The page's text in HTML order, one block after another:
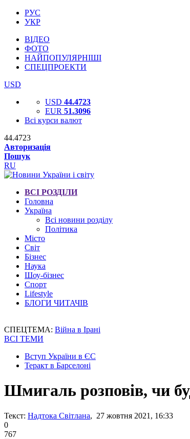
РУС
УКР
ВІДЕО
ФОТО
НАЙПОПУЛЯРНІШІ
СПЕЦПРОЕКТИ
USD
USD 44.4723
EUR 51.3096
Всі курси валют
44.4723
Авторизація
Пошук
RU
ВСІ РОЗДІЛИ
Головна
Україна
Всі новини розділу
Політика
Місто
Світ
Бізнес
Наука
Шоу-бізнес
Спорт
Lifestyle
БЛОГИ ЧИТАЧІВ
СПЕЦТЕМА: Війна в Ірані
ВСІ ТЕМИ
Вступ України в ЄС
Теракт в Барселоні
Шмигаль розповів, чи
Текст: Надтока Світлана, 27 жовтня 2021, 16:33
0
767